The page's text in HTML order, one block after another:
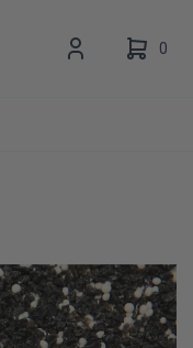
0
is leeg.